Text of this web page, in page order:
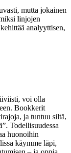
mutta jokainen
linjojen
analyyttisen,
voi olla
Bookkerit
ja tuntuu siltä,
Todellisuudessa
huonoihin
käymme läpi,